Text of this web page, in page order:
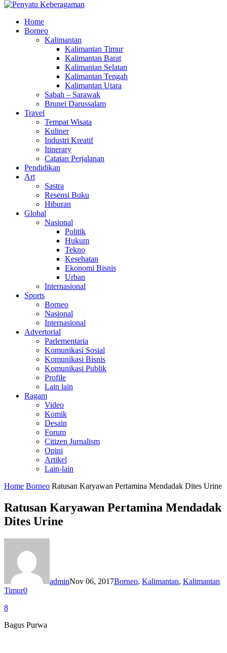
Home
Borneo
Kalimantan
Kalimantan Timur
Kalimantan Barat
Kalimantan Selatan
Kalimantan Tengah
Kalimantan Utara
Sabah – Sarawak
Brunei Darussalam
Travel
Tempat Wisata
Kuliner
Industri Kreatif
Itinerary
Catatan Perjalanan
Pendidikan
Art
Sastra
Resensi Buku
Hiburan
Global
Nasional
Politik
Hukum
Tekno
Kesehatan
Ekonomi Bisnis
Urban
Internasional
Sports
Borneo
Nasional
Internasional
Advertorial
Parlementaria
Komunikasi Sosial
Komunikasi Bisnis
Komunikasi Publik
Profile
Lain lain
Ragam
Video
Komik
Desain
Forum
Citizen Jurnalism
Opini
Artikel
Lain-lain
Home Borneo Ratusan Karyawan Pertamina Mendadak Dites Urine
Ratusan Karyawan Pertamina Mendadak
Dites Urine
adminNov 06, 2017Borneo, Kalimantan, Kalimantan
Timur0
8
Bagus Purwa